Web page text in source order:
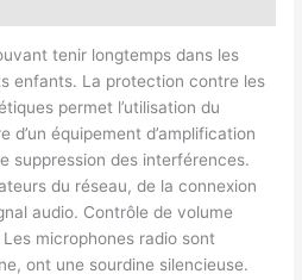
tenir longtemps dans les
enfants. La protection contre les
permet l’utilisation du
d’un équipement d’amplification
suppression des interférences.
du réseau, de la connexion
audio. Contrôle de volume
microphones radio sont
ont une sourdine silencieuse.